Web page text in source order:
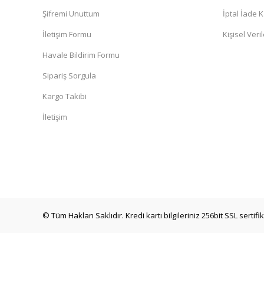
Şifremi Unuttum
İletişim Formu
Havale Bildirim Formu
Sipariş Sorgula
Kargo Takibi
İletişim
İptal İade
Kişisel
© Tüm Hakları Saklıdır. Kredi kartı bilgileriniz 256bit SSL